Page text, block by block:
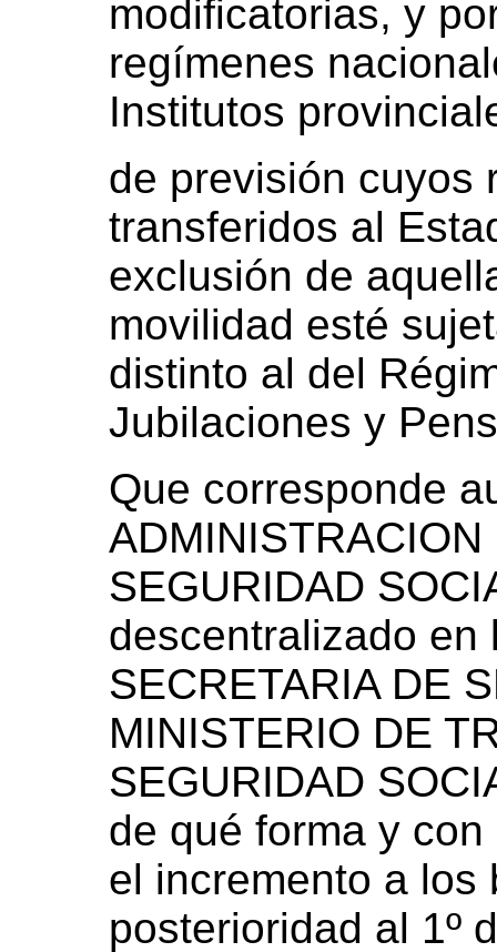
modificatorias, y
regímenes
Institutos
de previsión cuyos
transferidos al
exclusión de
movilidad esté
distinto al del
Jubilaciones y
Que corresponde
SEGURIDAD
descentralizado en
SECRETARIA DE
MINISTERIO DE
SEGURIDAD
de qué forma y
el incremento a los
posterioridad al 1º